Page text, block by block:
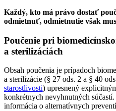
Každý, kto má právo dostať
odmietnuť, odmietnutie však
Poučenie pri
a sterilizáciách
Obsah poučenia je prípadoch
a sterilizácie (§ 27 ods. 2 a § 40
starostlivosti) upresnený
konkrétnych nevyhnutných
informácia o alternatívnych